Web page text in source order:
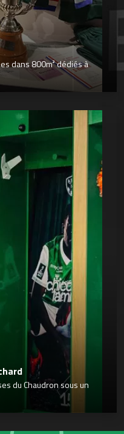
dans 800m² dédiés à
du Chaudron sous un